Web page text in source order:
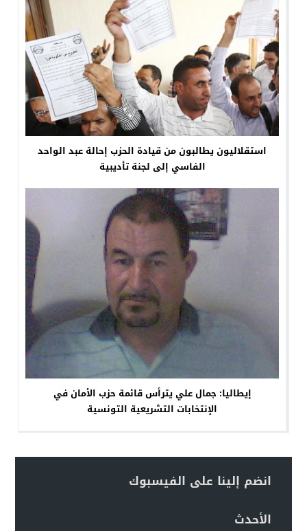
استقلاليون يطالبون من قيادة الحزب إحالة عبد الواحد
الفاسي إلى لجنة تأديبية
إيطاليا: جمال علي يترأس قائمة حزب الأمان في
الإنتخابات التشريعية التونسية
انضم إلينا على الفيسبوك
الأحدث